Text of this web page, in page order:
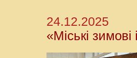
24.12.2025
«Міські зимові